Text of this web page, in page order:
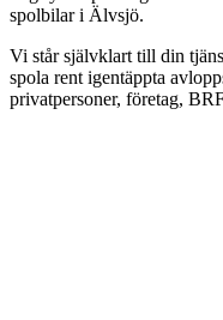
spolbilar i Älvsjö.
Vi står självklart till din
spola rent igentäppta
privatpersoner, företag,